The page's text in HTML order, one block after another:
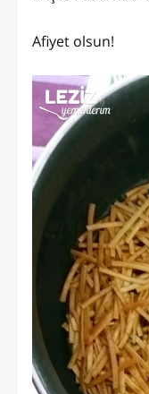
Afiyet olsun!